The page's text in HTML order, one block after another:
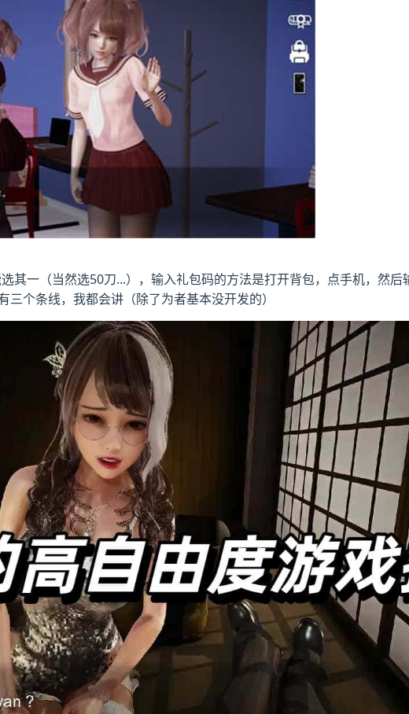
其一（当然选50刀...），输入礼包码的方法是打开背包，点手机，然后
个条线，我都会讲（除了为者基本没开发的）